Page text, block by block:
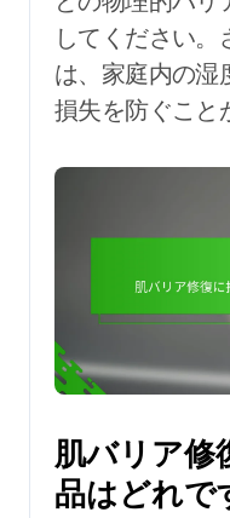
してください
は、家庭内の湿
損失を防ぐこと
肌バリア修
品はどれで